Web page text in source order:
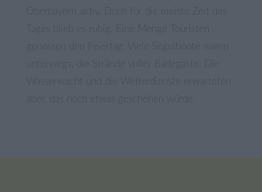
Oberbayern aktiv. Doch für die meiste Zeit des
Tages blieb es ruhig. Eine Menge Touristen
genossen den Feiertag. Viele Segelboote waren
unterwegs, die Strände voller Badegäste. Die
Wasserwacht und die Wetterdienste erwarteten
aber, das noch etwas geschehen würde.